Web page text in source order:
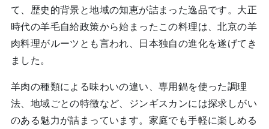
て、歴史的背景と地域の知恵が詰まった逸品です。大正
時代の羊毛自給政策から始まったこの料理は、北京の羊
肉料理がルーツとも言われ、日本独自の進化を遂げてき
ました。
羊肉の種類による味わいの違い、専用鍋を使った調理
法、地域ごとの特徴など、ジンギスカンには探求しがい
のある魅力が詰まっています。家庭でも手軽に楽しめる